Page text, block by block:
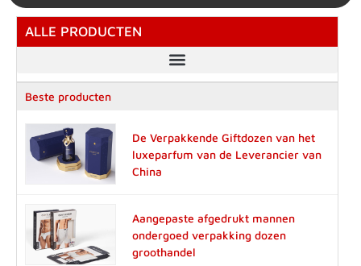
ALLE PRODUCTEN
Beste producten
De Verpakkende Giftdozen van het
luxeparfum van de Leverancier van
China
Aangepaste afgedrukt mannen
ondergoed verpakking dozen
groothandel